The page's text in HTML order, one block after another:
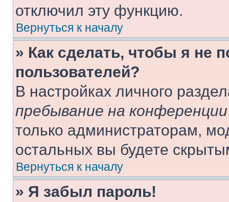
отключил эту функцию.
Вернуться к началу
» Как сделать, чтобы я не
пользователей?
В настройках личного
пребывание на конференции
только администраторам,
остальных вы будете
Вернуться к началу
» Я забыл пароль!